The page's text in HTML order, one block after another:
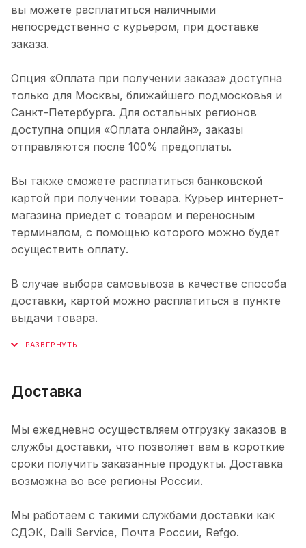
вы можете расплатиться наличными
непосредственно с курьером, при доставке
заказа.
Опция «Оплата при получении заказа» доступна
только для Москвы, ближайшего подмосковья и
Санкт-Петербурга. Для остальных регионов
доступна опция «Оплата онлайн», заказы
отправляются после 100% предоплаты.
Вы также сможете расплатиться банковской
картой при получении товара. Курьер интернет-
магазина приедет с товаром и переносным
терминалом, с помощью которого можно будет
осуществить оплату.
В случае выбора самовывоза в качестве способа
доставки, картой можно расплатиться в пункте
выдачи товара.
Доставка
Мы ежедневно осуществляем отгрузку заказов в
службы доставки, что позволяет вам в короткие
сроки получить заказанные продукты. Доставка
возможна во все регионы России.
Мы работаем с такими службами доставки как
СДЭК, Dalli Service, Почта России, Refgo.